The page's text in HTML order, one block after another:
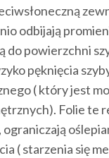
odbijają
do powierzchni
pęknięcia
( który jest
Folie te
( starzenia się